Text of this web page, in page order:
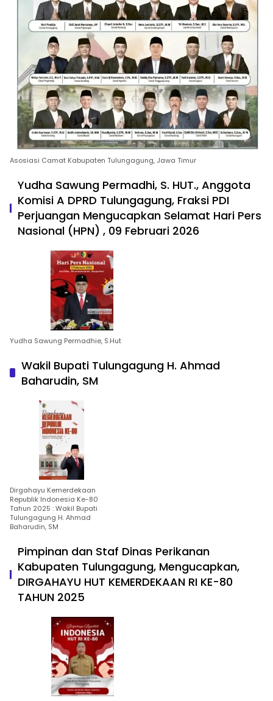
Asosiasi Camat Kabupaten Tulungagung, Jawa Timur
Yudha Sawung Permadhi, S. HUT., Anggota
Komisi A DPRD Tulungagung, Fraksi PDI
Perjuangan Mengucapkan Selamat Hari Pers
Nasional (HPN) , 09 Februari 2026
Yudha Sawung Permadhie, S.Hut
Wakil Bupati Tulungagung H. Ahmad
Baharudin, SM
Dirgahayu Kemerdekaan
Republik Indonesia Ke-80
Tahun 2025 : Wakil Bupati
Tulungagung H. Ahmad
Baharudin, SM
Pimpinan dan Staf Dinas Perikanan
Kabupaten Tulungagung, Mengucapkan,
DIRGAHAYU HUT KEMERDEKAAN RI KE-80
TAHUN 2025